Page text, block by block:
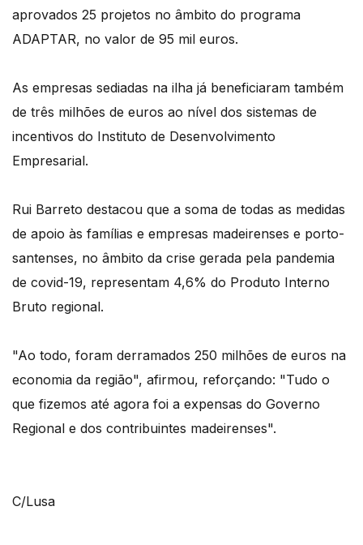
aprovados 25 projetos no âmbito do programa
ADAPTAR, no valor de 95 mil euros.
As empresas sediadas na ilha já beneficiaram também
de três milhões de euros ao nível dos sistemas de
incentivos do Instituto de Desenvolvimento
Empresarial.
Rui Barreto destacou que a soma de todas as medidas
de apoio às famílias e empresas madeirenses e porto-
santenses, no âmbito da crise gerada pela pandemia
de covid-19, representam 4,6% do Produto Interno
Bruto regional.
"Ao todo, foram derramados 250 milhões de euros na
economia da região", afirmou, reforçando: "Tudo o
que fizemos até agora foi a expensas do Governo
Regional e dos contribuintes madeirenses".
C/Lusa